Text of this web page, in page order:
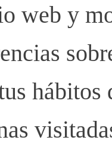
web y